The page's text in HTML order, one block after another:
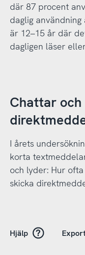
där 87 procent
daglig
är 12–15 år där
dagligen läser
Chattar och
I årets
korta
och lyder: Hur
skicka
Hjälp